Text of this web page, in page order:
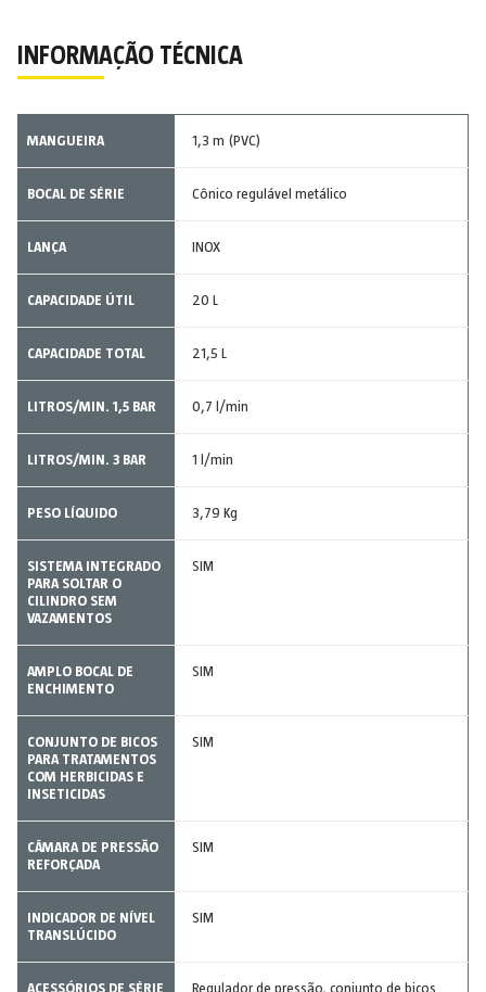
INFORMAÇÃO TÉCNICA
MANGUEIRA 1,3 m (PVC)
BOCAL DE SÉRIE Cônico regulável metálico
LANÇA INOX
CAPACIDADE ÚTIL 20 L
CAPACIDADE TOTAL 21,5 L
LITROS/MIN. 1,5 BAR 0,7 l/min
LITROS/MIN. 3 BAR 1 l/min
PESO LÍQUIDO 3,79 Kg
SISTEMA INTEGRADO
PARA SOLTAR O
CILINDRO SEM
VAZAMENTOS
SIM
AMPLO BOCAL DE
ENCHIMENTO
SIM
CONJUNTO DE BICOS
PARA TRATAMENTOS
COM HERBICIDAS E
INSETICIDAS
SIM
CÂMARA DE PRESSÃO
REFORÇADA
SIM
INDICADOR DE NÍVEL
TRANSLÚCIDO
SIM
ACESSÓRIOS DE SÉRIE Regulador de pressão, conjunto de bicos